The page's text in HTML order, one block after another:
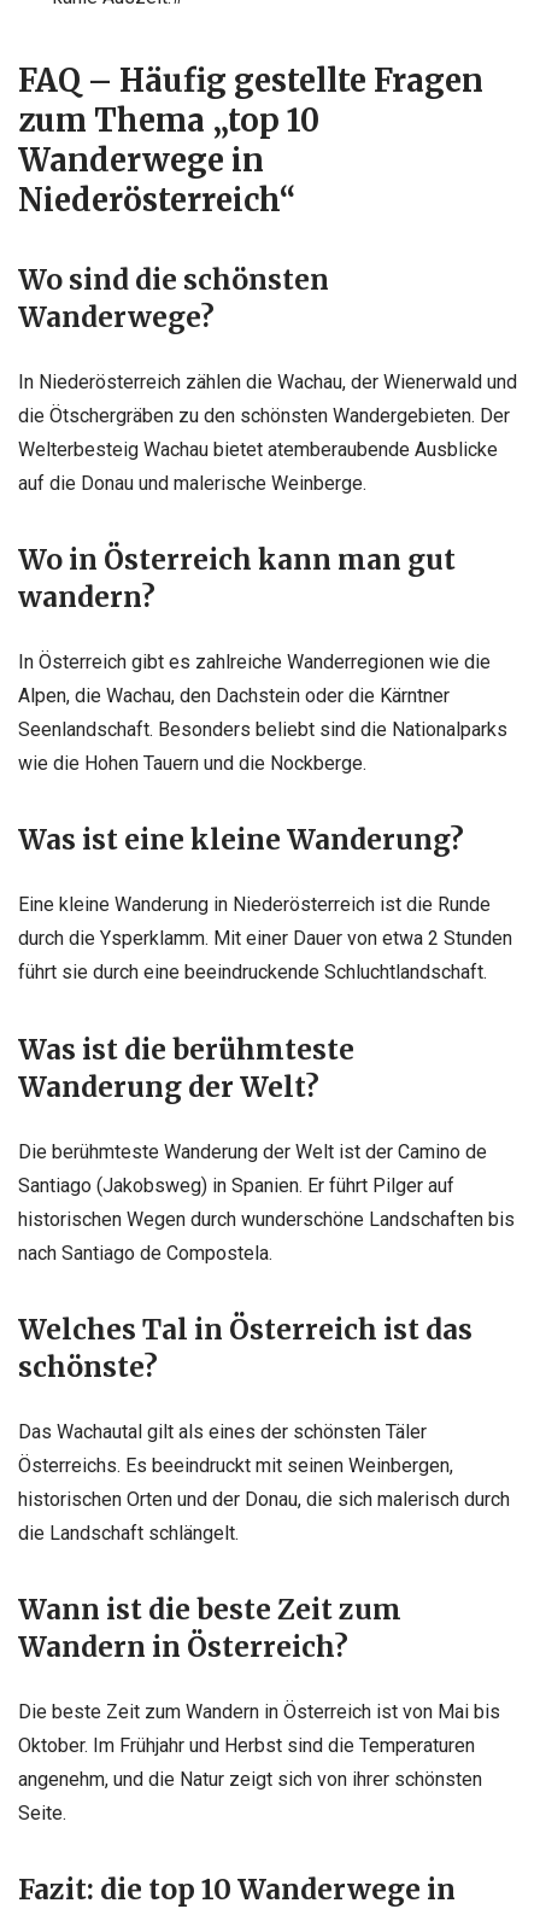
FAQ – Häufig gestellte Fragen
zum Thema „top 10
Wanderwege in
Niederösterreich“
Wo sind die schönsten
Wanderwege?
In Niederösterreich zählen die Wachau, der Wienerwald und
die Ötschergräben zu den schönsten Wandergebieten. Der
Welterbesteig Wachau bietet atemberaubende Ausblicke
auf die Donau und malerische Weinberge.
Wo in Österreich kann man gut
wandern?
In Österreich gibt es zahlreiche Wanderregionen wie die
Alpen, die Wachau, den Dachstein oder die Kärntner
Seenlandschaft. Besonders beliebt sind die Nationalparks
wie die Hohen Tauern und die Nockberge.
Was ist eine kleine Wanderung?
Eine kleine Wanderung in Niederösterreich ist die Runde
durch die Ysperklamm. Mit einer Dauer von etwa 2 Stunden
führt sie durch eine beeindruckende Schluchtlandschaft.
Was ist die berühmteste
Wanderung der Welt?
Die berühmteste Wanderung der Welt ist der Camino de
Santiago (Jakobsweg) in Spanien. Er führt Pilger auf
historischen Wegen durch wunderschöne Landschaften bis
nach Santiago de Compostela.
Welches Tal in Österreich ist das
schönste?
Das Wachautal gilt als eines der schönsten Täler
Österreichs. Es beeindruckt mit seinen Weinbergen,
historischen Orten und der Donau, die sich malerisch durch
die Landschaft schlängelt.
Wann ist die beste Zeit zum
Wandern in Österreich?
Die beste Zeit zum Wandern in Österreich ist von Mai bis
Oktober. Im Frühjahr und Herbst sind die Temperaturen
angenehm, und die Natur zeigt sich von ihrer schönsten
Seite.
Fazit: die top 10 Wanderwege in